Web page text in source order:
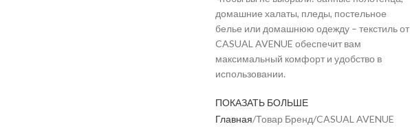
домашние халаты, пледы, постельное
белье или домашнюю одежду – текстиль от
CASUAL AVENUE обеспечит вам
максимальный комфорт и удобство в
использовании.
ПОКАЗАТЬ БОЛЬШЕ
Главная Товар Бренд CASUAL AVENUE